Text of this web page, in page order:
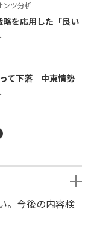
ンツ分析
略を応用した「良い
って下落 中東情勢
。今後の内容検